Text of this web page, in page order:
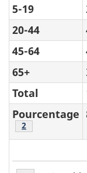
5-19
20-44
45-64
65+
Total
Pourcentage
Tableau 1 - Note
2